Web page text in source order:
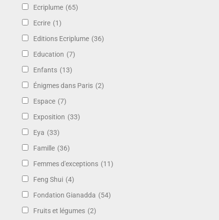
Ecriplume (65)
Ecrire (1)
Editions Ecriplume (36)
Education (7)
Enfants (13)
Énigmes dans Paris (2)
Espace (7)
Exposition (33)
Eya (33)
Famille (36)
Femmes d'exceptions (11)
Feng Shui (4)
Fondation Gianadda (54)
Fruits et légumes (2)